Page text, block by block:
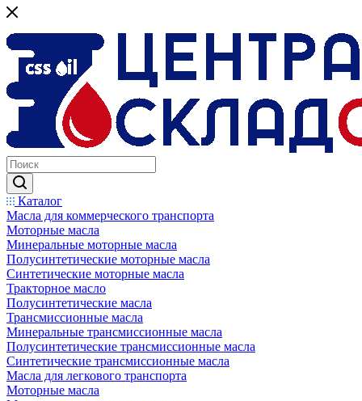
Каталог
Масла для коммерческого транспорта
Моторные масла
Минеральные моторные масла
Полусинтетические моторные масла
Синтетические моторные масла
Тракторное масло
Полусинтетические масла
Трансмиссионные масла
Минеральные трансмиссионные масла
Полусинтетические трансмиссионные масла
Синтетические трансмиссионные масла
Масла для легкового транспорта
Моторные масла